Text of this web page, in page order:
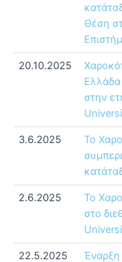
Θέση
20.10.2025
στην
3.6.2025
Το
2.6.2025
Το
στο
22.5.2025 Έναρξη